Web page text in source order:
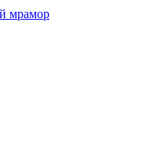
мрамор